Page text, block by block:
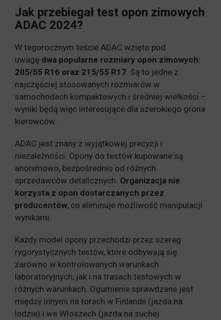
Jak przebiegał test opon zimowych
ADAC 2024?
W tegorocznym teście ADAC wzięto pod
uwagę dwa popularne rozmiary opon zimowych:
205/55 R16 oraz 215/55 R17 . Są to jedne z
najczęściej stosowanych rozmiarów w
samochodach kompaktowych i średniej wielkości –
wyniki będą więc interesujące dla szerokiego grona
kierowców.
ADAC jest znany z wyjątkowej precyzji i
niezależności. Opony do testów kupowane są
anonimowo, bezpośrednio od różnych
sprzedawców detalicznych. Organizacja nie
korzysta z opon dostarczanych przez
producentów, co eliminuje możliwość manipulacji
wynikami.
Każdy model opony przechodzi przez szereg
rygorystycznych testów, które odbywają się
zarówno w kontrolowanych warunkach
laboratoryjnych, jak i na trasach testowych w
różnych warunkach. Ogumienie sprawdzane jest
między innymi na torach w Finlandii (jazda na
lodzie) i we Włoszech (jazda na suchej